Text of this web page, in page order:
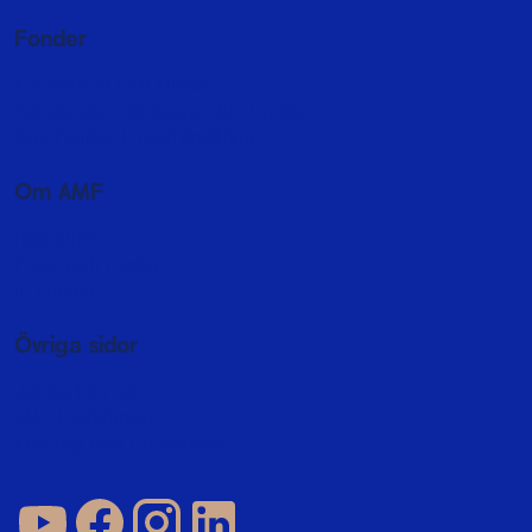
Fonder
Om AMF
Övriga sidor